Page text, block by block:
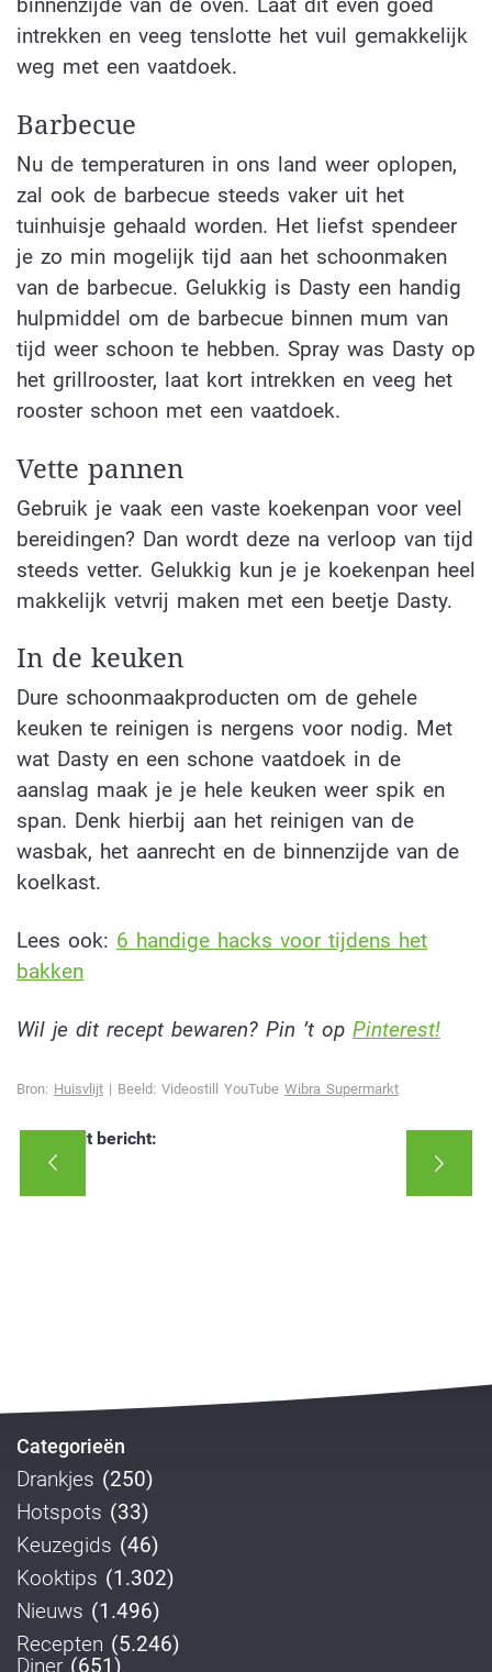
binnenzijde van de oven. Laat dit even goed
intrekken en veeg tenslotte het vuil gemakkelijk
weg met een vaatdoek.
Barbecue
Nu de temperaturen in ons land weer oplopen,
zal ook de barbecue steeds vaker uit het
tuinhuisje gehaald worden. Het liefst spendeer
je zo min mogelijk tijd aan het schoonmaken
van de barbecue. Gelukkig is Dasty een handig
hulpmiddel om de barbecue binnen mum van
tijd weer schoon te hebben. Spray was Dasty op
het grillrooster, laat kort intrekken en veeg het
rooster schoon met een vaatdoek.
Vette pannen
Gebruik je vaak een vaste koekenpan voor veel
bereidingen? Dan wordt deze na verloop van tijd
steeds vetter. Gelukkig kun je je koekenpan heel
makkelijk vetvrij maken met een beetje Dasty.
In de keuken
Dure schoonmaakproducten om de gehele
keuken te reinigen is nergens voor nodig. Met
wat Dasty en een schone vaatdoek in de
aanslag maak je je hele keuken weer spik en
span. Denk hierbij aan het reinigen van de
wasbak, het aanrecht en de binnenzijde van de
koelkast.
Lees ook: 6 handige hacks voor tijdens het
bakken
Wil je dit recept bewaren? Pin ’t op Pinterest!
Bron: Huisvlijt | Beeld: Videostill YouTube Wibra Supermarkt
Deel dit bericht:
Categorieën
Drankjes (250)
Hotspots (33)
Keuzegids (46)
Kooktips (1.302)
Nieuws (1.496)
Recepten (5.246)
Diner (651)